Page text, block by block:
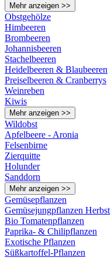
Mehr anzeigen >>
Obstgehölze
Himbeeren
Brombeeren
Johannisbeeren
Stachelbeeren
Heidelbeeren & Blaubeeren
Preiselbeeren & Cranberrys
Weinreben
Kiwis
Mehr anzeigen >>
Wildobst
Apfelbeere - Aronia
Felsenbirne
Zierquitte
Holunder
Sanddorn
Mehr anzeigen >>
Gemüsepflanzen
Gemüsejungpflanzen Herbst
Bio Tomatenpflanzen
Paprika- & Chilipflanzen
Exotische Pflanzen
Süßkartoffel-Pflanzen